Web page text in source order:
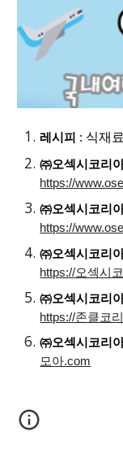
레시피 : 식재
㈜오섹시코리
https://
㈜오섹시코리
https://
㈜오섹시코리
https://오섹시
㈜오섹시코리
https://존클코
㈜오섹시코리
모아.com